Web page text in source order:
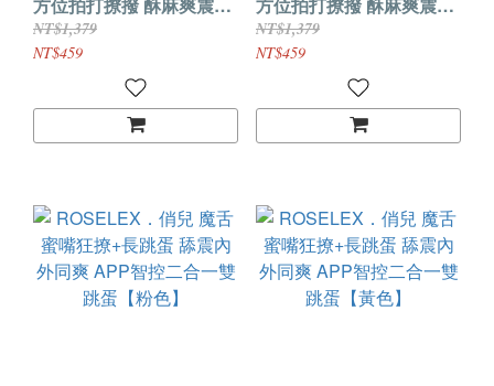
方位拍打撩撥 酥麻爽震
APP智能遠控情趣跳蛋
【綠色】
NT$1,379
NT$459
方位拍打撩撥 酥麻爽震
APP智能遠控情趣跳蛋
【粉色】
NT$1,379
NT$459